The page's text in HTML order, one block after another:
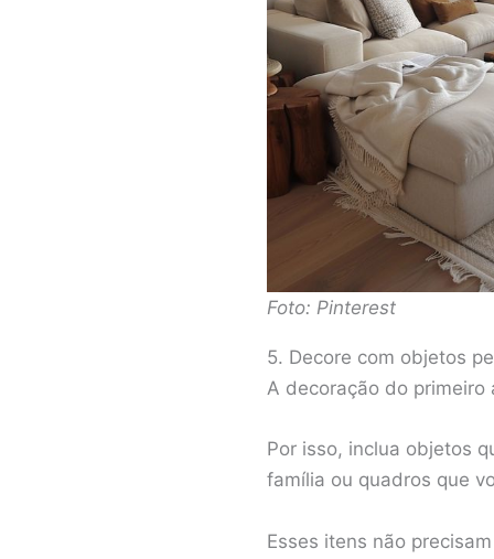
Foto: Pinterest
5. Decore com objetos
A decoração do
Por isso, inclua objetos
família ou quadros que
Esses itens não